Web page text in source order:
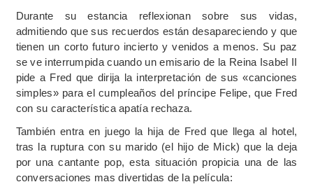
Durante su estancia reflexionan sobre sus vidas,
admitiendo que sus recuerdos están desapareciendo y que
tienen un corto futuro incierto y venidos a menos. Su paz
se ve interrumpida cuando un emisario de la Reina Isabel II
pide a Fred que dirija la interpretación de sus «canciones
simples» para el cumpleaños del príncipe Felipe, que Fred
con su característica apatía rechaza.
También entra en juego la hija de Fred que llega al hotel,
tras la ruptura con su marido (el hijo de Mick) que la deja
por una cantante pop, esta situación propicia una de las
conversaciones mas divertidas de la película: